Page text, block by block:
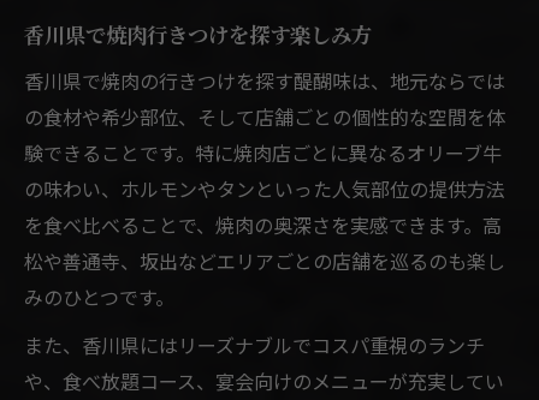
香川県で焼肉行きつけを探す楽しみ方
香川県で焼肉の行きつけを探す醍醐味は、地元ならでは
の食材や希少部位、そして店舗ごとの個性的な空間を体
験できることです。特に焼肉店ごとに異なるオリーブ牛
の味わい、ホルモンやタンといった人気部位の提供方法
を食べ比べることで、焼肉の奥深さを実感できます。高
松や善通寺、坂出などエリアごとの店舗を巡るのも楽し
みのひとつです。
また、香川県にはリーズナブルでコスパ重視のランチ
や、食べ放題コース、宴会向けのメニューが充実してい